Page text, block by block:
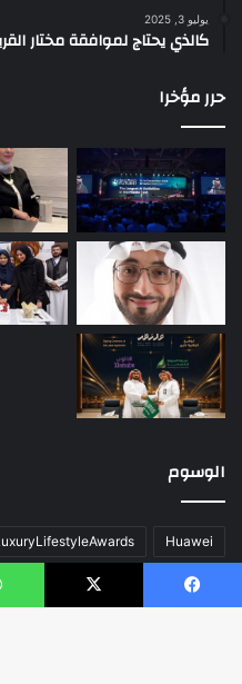
يوليو 3, 2025
كالذي يحتاج لموافقة مختار
حرر مؤخرا
الوسوم
Huawei
أخبار العالم اللون
فيسبوك ‫X واتساب